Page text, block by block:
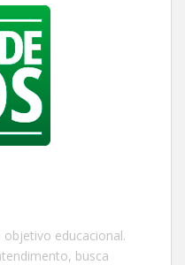
educacional.
busca